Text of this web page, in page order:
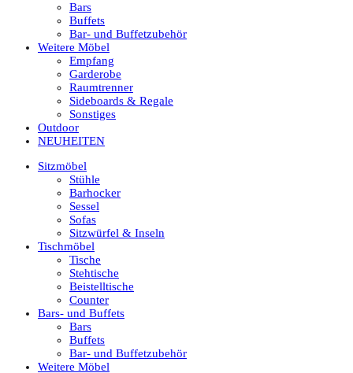
Bars
Buffets
Bar- und Buffetzubehör
Weitere Möbel
Empfang
Garderobe
Raumtrenner
Sideboards & Regale
Sonstiges
Outdoor
NEUHEITEN
Sitzmöbel
Stühle
Barhocker
Sessel
Sofas
Sitzwürfel & Inseln
Tischmöbel
Tische
Stehtische
Beistelltische
Counter
Bars- und Buffets
Bars
Buffets
Bar- und Buffetzubehör
Weitere Möbel